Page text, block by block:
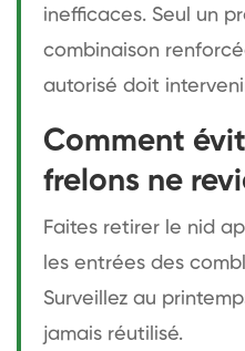
inefficaces. Seul un
combinaison
autorisé doit
Comment
frelons ne
Faites retirer le nid
les entrées des
Surveillez au
jamais réutilisé.